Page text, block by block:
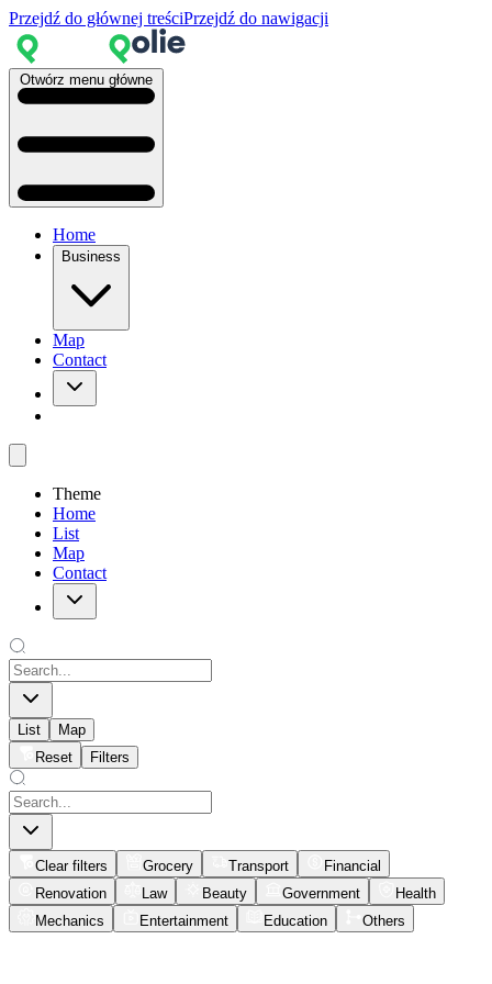
Przejdź do głównej treściPrzejdź do nawigacji
Otwórz menu główne
Home
Business
Map
Contact
Theme
Home
List
Map
Contact
List
Map
Reset
Filters
Clear filters Grocery Transport
Financial
Renovation
Law Beauty Government
Health
Mechanics
Entertainment Education Others